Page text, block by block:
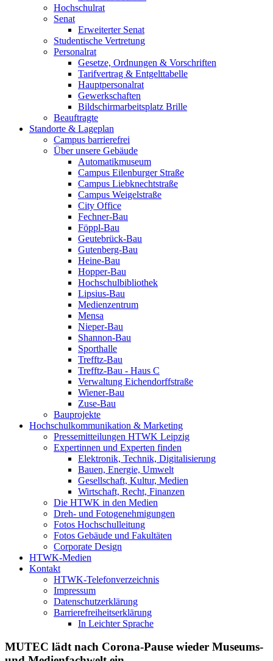
Hochschulrat
Senat
Erweiterter Senat
Studentische Vertretung
Personalrat
Gesetze, Ordnungen & Vorschriften
Tarifvertrag & Entgelttabelle
Hauptpersonalrat
Gewerkschaften
Bildschirmarbeitsplatz Brille
Beauftragte
Standorte & Lageplan
Campus barrierefrei
Über unsere Gebäude
Automatikmuseum
Campus Eilenburger Straße
Campus Liebknechtstraße
Campus Weigelstraße
City Office
Fechner-Bau
Föppl-Bau
Geutebrück-Bau
Gutenberg-Bau
Heine-Bau
Hopper-Bau
Hochschulbibliothek
Lipsius-Bau
Medienzentrum
Mensa
Nieper-Bau
Shannon-Bau
Sporthalle
Trefftz-Bau
Trefftz-Bau - Haus C
Verwaltung Eichendorffstraße
Wiener-Bau
Zuse-Bau
Bauprojekte
Hochschulkommunikation & Marketing
Pressemitteilungen HTWK Leipzig
Expertinnen und Experten finden
Elektronik, Technik, Digitalisierung
Bauen, Energie, Umwelt
Gesellschaft, Kultur, Medien
Wirtschaft, Recht, Finanzen
Die HTWK in den Medien
Dreh- und Fotogenehmigungen
Fotos Hochschulleitung
Fotos Gebäude und Fakultäten
Corporate Design
HTWK-Medien
Kontakt
HTWK-Telefonverzeichnis
Impressum
Datenschutzerklärung
Barrierefreiheitserklärung
In Leichter Sprache
MUTEC lädt nach Corona-Pause wieder Museums-